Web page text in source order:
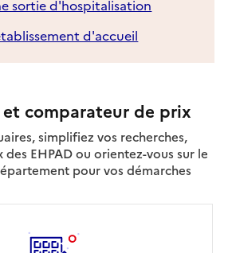
sortie d'hospitalisation
d'accueil
comparateur de prix
simplifiez vos recherches,
EHPAD ou orientez-vous sur le
pour vos démarches